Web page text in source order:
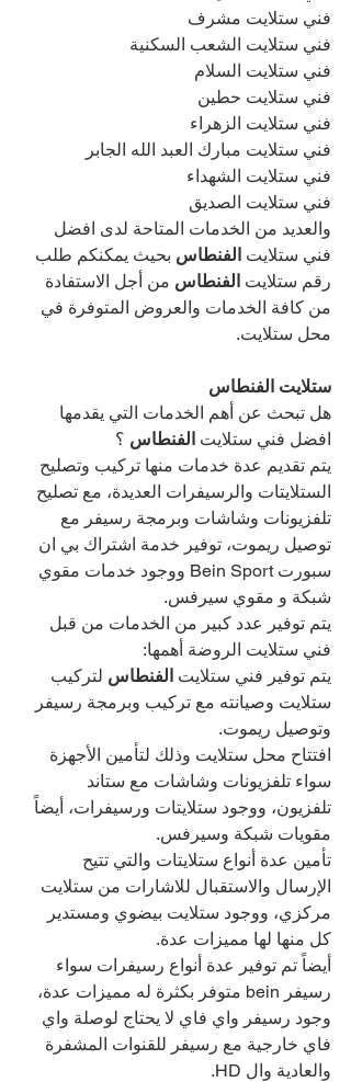
فني ستلايت مشرف
فني ستلايت الشعب السكنية
فني ستلايت السلام
فني ستلايت حطين
فني ستلايت الزهراء
فني ستلايت مبارك العبد الله الجابر
فني ستلايت الشهداء
فني ستلايت الصديق
والعديد من الخدمات المتاحة لدى افضل
فني ستلايت الفنطاس بحيث يمكنكم طلب
رقم ستلايت الفنطاس من أجل الاستفادة
من كافة الخدمات والعروض المتوفرة في
محل ستلايت.
ستلايت الفنطاس
هل تبحث عن أهم الخدمات التي يقدمها
افضل فني ستلايت الفنطاس ؟
يتم تقديم عدة خدمات منها تركيب وتصليح
الستلايتات والرسيفرات العديدة، مع تصليح
تلفزيونات وشاشات وبرمجة رسيفر مع
توصيل ريموت، توفير خدمة اشتراك بي ان
سبورت Bein Sport ووجود خدمات مقوي
شبكة و مقوي سيرفس.
يتم توفير عدد كبير من الخدمات من قبل
فني ستلايت الروضة أهمها:
يتم توفير فني ستلايت الفنطاس لتركيب
ستلايت وصيانته مع تركيب وبرمجة رسيفر
وتوصيل ريموت.
افتتاح محل ستلايت وذلك لتأمين الأجهزة
سواء تلفزيونات وشاشات مع ستاند
تلفزيون، ووجود ستلايتات ورسيفرات، أيضاً
مقويات شبكة وسيرفس.
تأمين عدة أنواع ستلايتات والتي تتيح
الإرسال والاستقبال للاشارات من ستلايت
مركزي، ووجود ستلايت بيضوي ومستدير
كل منها لها مميزات عدة.
أيضاً تم توفير عدة أنواع رسيفرات سواء
رسيفر bein متوفر بكثرة له مميزات عدة،
وجود رسيفر واي فاي لا يحتاج لوصلة واي
فاي خارجية مع رسيفر للقنوات المشفرة
والعادية وال HD.